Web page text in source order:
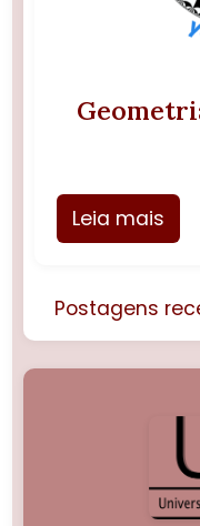
Leia mais
Postagens